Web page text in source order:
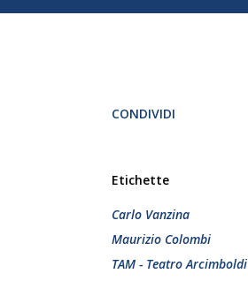
CONDIVIDI
Etichette
Carlo Vanzina
Maurizio Colombi
TAM - Teatro Arcimboldi